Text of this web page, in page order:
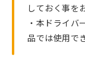
しておく事を
・本ドライバ
品では使用で